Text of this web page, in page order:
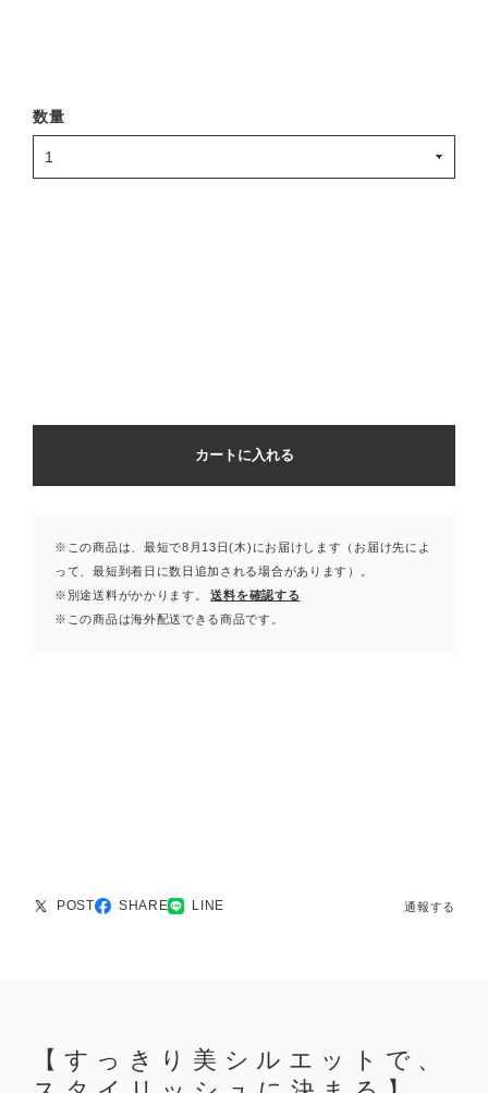
数量
カートに入れる
※この商品は、最短で8月13日(木)にお届けします（お届け先によ
って、最短到着日に数日追加される場合があります）。
※別途送料がかかります。
送料を確認する
※この商品は海外配送できる商品です。
POST SHARE LINE 通報する
【すっきり美シルエットで、